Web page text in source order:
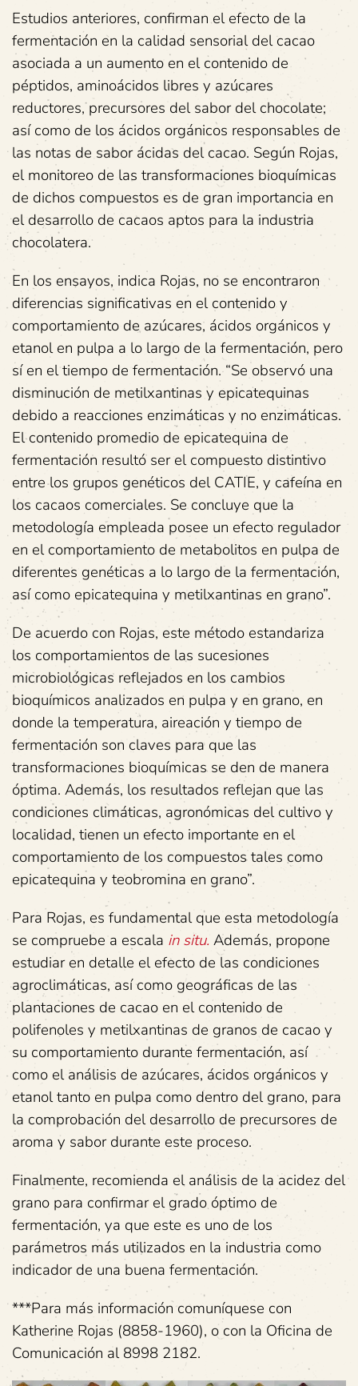
Estudios anteriores, confirman el efecto de la
fermentación en la calidad sensorial del cacao
asociada a un aumento en el contenido de
péptidos, aminoácidos libres y azúcares
reductores, precursores del sabor del chocolate;
así como de los ácidos orgánicos responsables de
las notas de sabor ácidas del cacao. Según Rojas,
el monitoreo de las transformaciones bioquímicas
de dichos compuestos es de gran importancia en
el desarrollo de cacaos aptos para la industria
chocolatera.
En los ensayos, indica Rojas, no se encontraron
diferencias significativas en el contenido y
comportamiento de azúcares, ácidos orgánicos y
etanol en pulpa a lo largo de la fermentación, pero
sí en el tiempo de fermentación. “Se observó una
disminución de metilxantinas y epicatequinas
debido a reacciones enzimáticas y no enzimáticas.
El contenido promedio de epicatequina de
fermentación resultó ser el compuesto distintivo
entre los grupos genéticos del CATIE, y cafeína en
los cacaos comerciales. Se concluye que la
metodología empleada posee un efecto regulador
en el comportamiento de metabolitos en pulpa de
diferentes genéticas a lo largo de la fermentación,
así como epicatequina y metilxantinas en grano”.
De acuerdo con Rojas, este método estandariza
los comportamientos de las sucesiones
microbiológicas reflejados en los cambios
bioquímicos analizados en pulpa y en grano, en
donde la temperatura, aireación y tiempo de
fermentación son claves para que las
transformaciones bioquímicas se den de manera
óptima. Además, los resultados reflejan que las
condiciones climáticas, agronómicas del cultivo y
localidad, tienen un efecto importante en el
comportamiento de los compuestos tales como
epicatequina y teobromina en grano”.
Para Rojas, es fundamental que esta metodología
se compruebe a escala in situ. Además, propone
estudiar en detalle el efecto de las condiciones
agroclimáticas, así como geográficas de las
plantaciones de cacao en el contenido de
polifenoles y metilxantinas de granos de cacao y
su comportamiento durante fermentación, así
como el análisis de azúcares, ácidos orgánicos y
etanol tanto en pulpa como dentro del grano, para
la comprobación del desarrollo de precursores de
aroma y sabor durante este proceso.
Finalmente, recomienda el análisis de la acidez del
grano para confirmar el grado óptimo de
fermentación, ya que este es uno de los
parámetros más utilizados en la industria como
indicador de una buena fermentación.
***Para más información comuníquese con
Katherine Rojas (8858-1960), o con la Oficina de
Comunicación al 8998 2182.